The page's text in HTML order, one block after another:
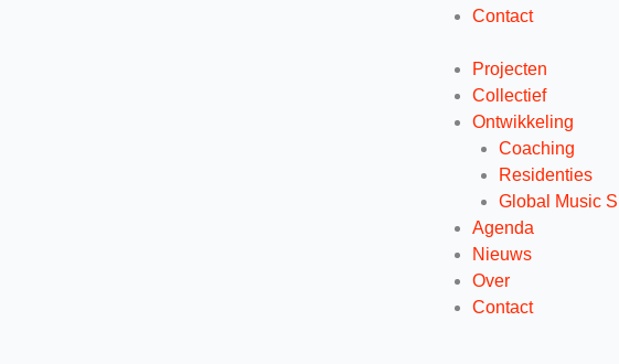
Contact
Projecten
Collectief
Ontwikkeling
Coaching
Residenties
Global Music
Agenda
Nieuws
Over
Contact